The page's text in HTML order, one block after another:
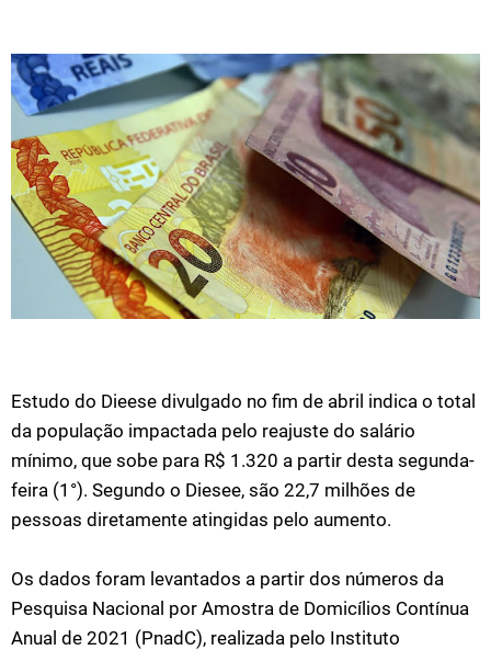
Estudo do Dieese divulgado no fim de abril indica o total
da população impactada pelo reajuste do salário
mínimo, que sobe para R$ 1.320 a partir desta segunda-
feira (1°). Segundo o Diesee, são 22,7 milhões de
pessoas diretamente atingidas pelo aumento.
Os dados foram levantados a partir dos números da
Pesquisa Nacional por Amostra de Domicílios Contínua
Anual de 2021 (PnadC), realizada pelo Instituto